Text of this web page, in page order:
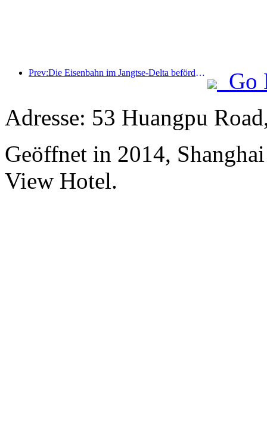
Prev:Die Eisenbahn im Jangtse-Delta beförderte während der Maifeiertage über 21,38 Millionen Fahrgäste.
Go
Adresse: 53 Huangpu
Geöffnet in 2014,
View Hotel.